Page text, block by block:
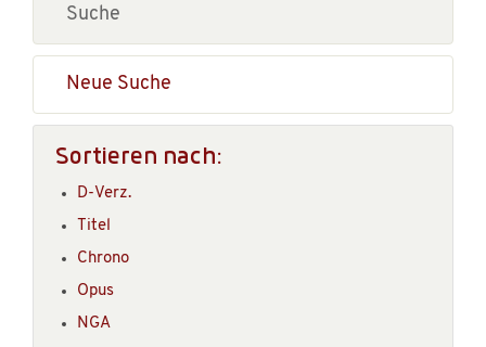
Neue Suche
Sortieren nach:
D-Verz.
Titel
Chrono
Opus
NGA